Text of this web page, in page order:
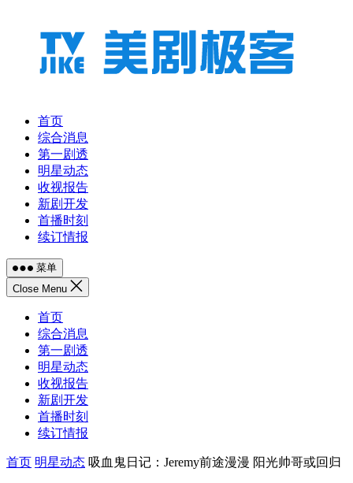
首页
综合消息
第一剧透
明星动态
收视报告
新剧开发
首播时刻
续订情报
菜单
Close Menu
首页
综合消息
第一剧透
明星动态
收视报告
新剧开发
首播时刻
续订情报
首页 明星动态 吸血鬼日记：Jeremy前途漫漫 阳光帅哥或回归